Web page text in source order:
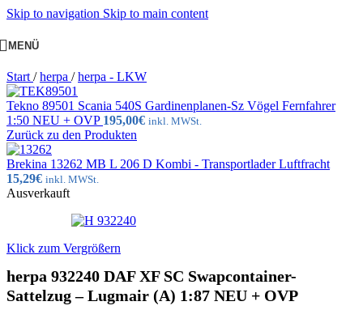
Skip to navigation Skip to main content
MENÜ
Start / herpa / herpa - LKW
Tekno 89501 Scania 540S Gardinenplanen-Sz Vögel Fernfahrer
1:50 NEU + OVP 195,00€ inkl. MWSt.
Zurück zu den Produkten
Brekina 13262 MB L 206 D Kombi - Transportlader Luftfracht
15,29€ inkl. MWSt.
Ausverkauft
Klick zum Vergrößern
herpa 932240 DAF XF SC Swapcontainer-
Sattelzug – Lugmair (A) 1:87 NEU + OVP